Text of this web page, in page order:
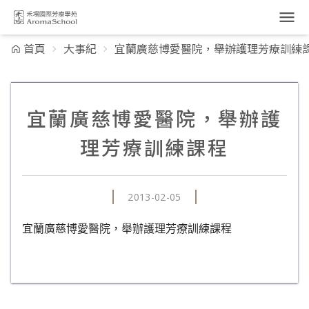
跳到主要內容
首頁 大事紀 宜蘭廣慈博愛醫院，舉辦護理芳療訓練
宜蘭廣慈博愛醫院，舉辦護
理芳療訓練課程
2013-02-05
宜蘭廣慈博愛醫院，舉辦護理芳療訓練課程